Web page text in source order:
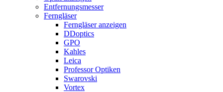
Entfernungsmesser
Ferngläser
Ferngläser anzeigen
DDoptics
GPO
Kahles
Leica
Professor Optiken
Swarovski
Vortex